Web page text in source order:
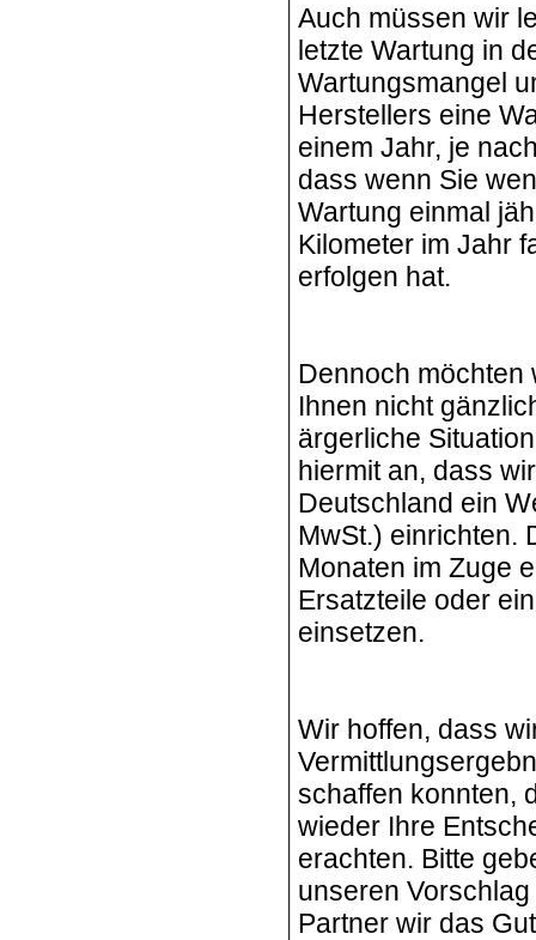
Auch müssen wir
letzte Wartung in
Wartungsmangel
Herstellers eine
einem Jahr, je
dass wenn Sie
Wartung einmal
Kilometer im Jahr
erfolgen hat.
Dennoch möchten
Ihnen nicht
ärgerliche
hiermit an, dass
Deutschland ein
MwSt.) einrichten.
Monaten im Zuge
Ersatzteile oder
einsetzen.
Wir hoffen, dass
schaffen konnten,
wieder Ihre
erachten. Bitte
unseren
Partner wir das